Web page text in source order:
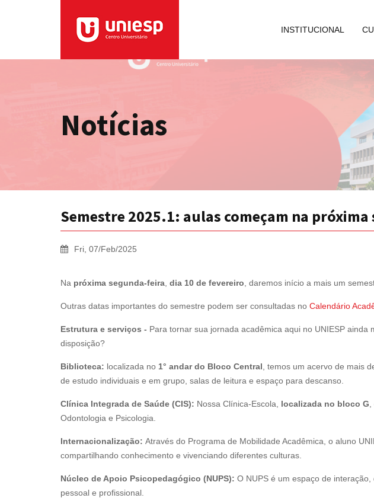
INSTITUCIONAL
Notícias
Semestre 2025.1: aulas começam na
Fri, 07/Feb/2025
Na próxima segunda-feira dia 10 de fevereiro , daremos início a mais um
Outras datas importantes do semestre podem ser consultadas no Calendário
Estrutura e serviços - Para tornar sua jornada acadêmica aqui no UNIESP ainda
disposição?
Biblioteca: localizada no 1° andar do Bloco Central , temos um acervo de mais
de estudo individuais e em grupo, salas de leitura e espaço para descanso.
Clínica Integrada de Saúde (CIS): Nossa Clínica-Escola, localizada no bloco G
Odontologia e Psicologia.
Internacionalização: Através do Programa de Mobilidade Acadêmica, o aluno
compartilhando conhecimento e vivenciando diferentes culturas.
Núcleo de Apoio Psicopedagógico (NUPS): O NUPS é um espaço de
pessoal e profissional.